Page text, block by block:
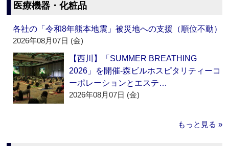
医療機器・化粧品
各社の「令和8年熊本地震」被災地への支援（順位不動）
2026年08月07日 (金)
【西川】「SUMMER BREATHING
2026」を開催‐森ビルホスピタリティーコ
ーポレーションとエステ…
2026年08月07日 (金)
もっと見る »